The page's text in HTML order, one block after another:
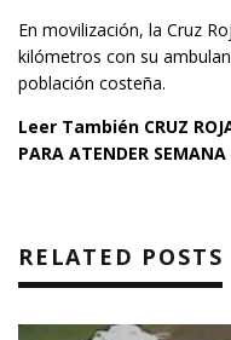
En movilización, la Cruz
kilómetros con su
población costeña.
Leer También CRUZ
PARA ATENDER
RELATED POSTS